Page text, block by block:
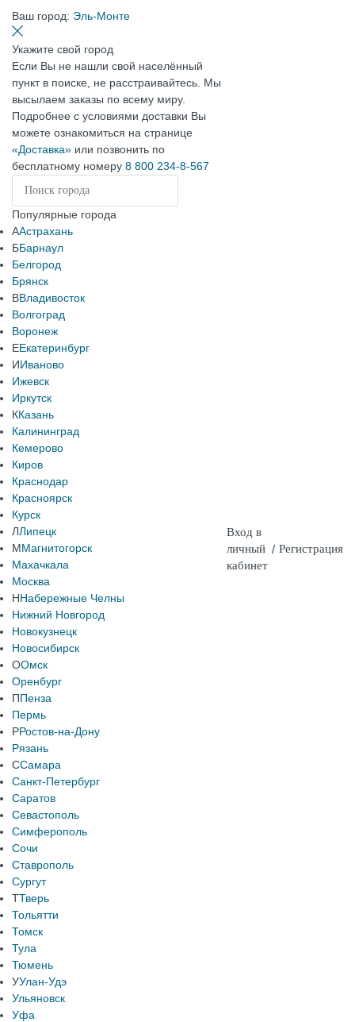
Ваш город: Эль-Монте
Укажите свой город
Если Вы не нашли свой населённый
пункт в поиске, не расстраивайтесь. Мы
высылаем заказы по всему миру.
Подробнее с условиями доставки Вы
можете ознакомиться на странице
«Доставка» или позвонить по
бесплатному номеру 8 800 234-8-567
Популярные города
ААстрахань
ББарнаул
Белгород
Брянск
ВВладивосток
Волгоград
Воронеж
ЕЕкатеринбург
ИИваново
Ижевск
Иркутск
ККазань
Калининград
Кемерово
Киров
Краснодар
Красноярск
Курск
ЛЛипецк
ММагнитогорск
Махачкала
Москва
ННабережные Челны
Нижний Новгород
Новокузнецк
Новосибирск
ООмск
Оренбург
ППенза
Пермь
РРостов-на-Дону
Рязань
ССамара
Санкт-Петербург
Саратов
Севастополь
Симферополь
Сочи
Ставрополь
Сургут
ТТверь
Тольятти
Томск
Тула
Тюмень
УУлан-Удэ
Ульяновск
Уфа
Вход в
личный
кабинет
/ Регистрация